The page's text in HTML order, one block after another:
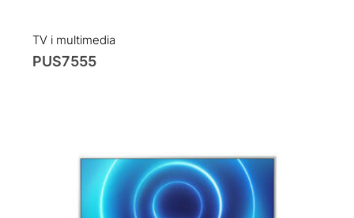
TV i multimedia
PUS7555